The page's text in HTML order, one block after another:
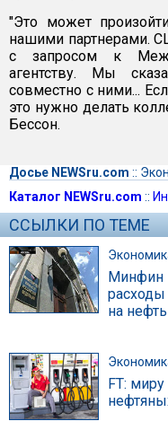
"Это может
нашими партнерами.
с запросом к
агентству. Мы
совместно с ними...
это нужно делать
Бессон.
Досье NEWSru.com ::
Каталог NEWSru.com ::
ССЫЛКИ ПО ТЕМЕ
Минфин
на
FT: